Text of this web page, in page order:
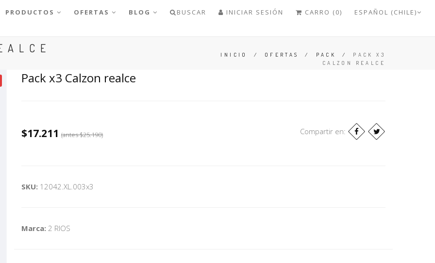
PRODUCTOS OFERTAS BLOG BUSCAR INICIAR SESIÓN CARRO (0) ESPAÑOL (CHILE)
INICIO / OFERTAS / PACK / PACK X3
CALZON REALCE
Pack x3 Calzon realce
$17.211 (antes$25.190) Compartir en:
SKU: 12042.XL.003x3
Marca: 2 RIOS